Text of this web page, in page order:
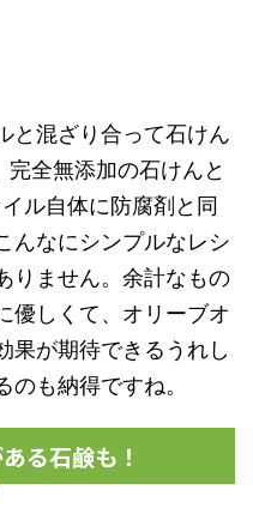
と混ざり合って石けん
全無添加の石けんと
ル自体に防腐剤と同
んなにシンプルなレシ
りません。余計なもの
優しくて、オリーブオ
果が期待できるうれし
も納得ですね。
る石鹸も！